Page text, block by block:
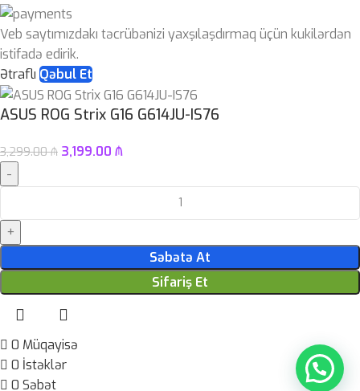
Veb saytımızdakı təcrübənizi yaxşılaşdırmaq üçün kukilərdən
istifadə edirik.
Ətraflı Qəbul Et
ASUS ROG Strix G16 G614JU-IS76
3,299.00₼ 3,199.00 ₼
Səbətə At
Sifariş Et
0 Müqayisə
0 İstəklər
0 Səbət